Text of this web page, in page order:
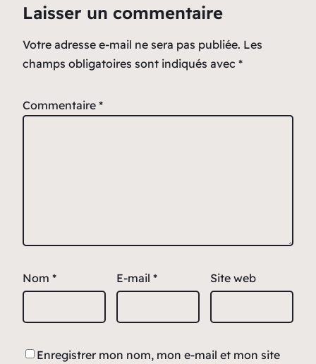
Laisser un commentaire
Votre adresse e-mail ne sera pas publiée. Les
champs obligatoires sont indiqués avec *
Commentaire *
Nom * E-mail * Site web
Enregistrer mon nom, mon e-mail et mon site